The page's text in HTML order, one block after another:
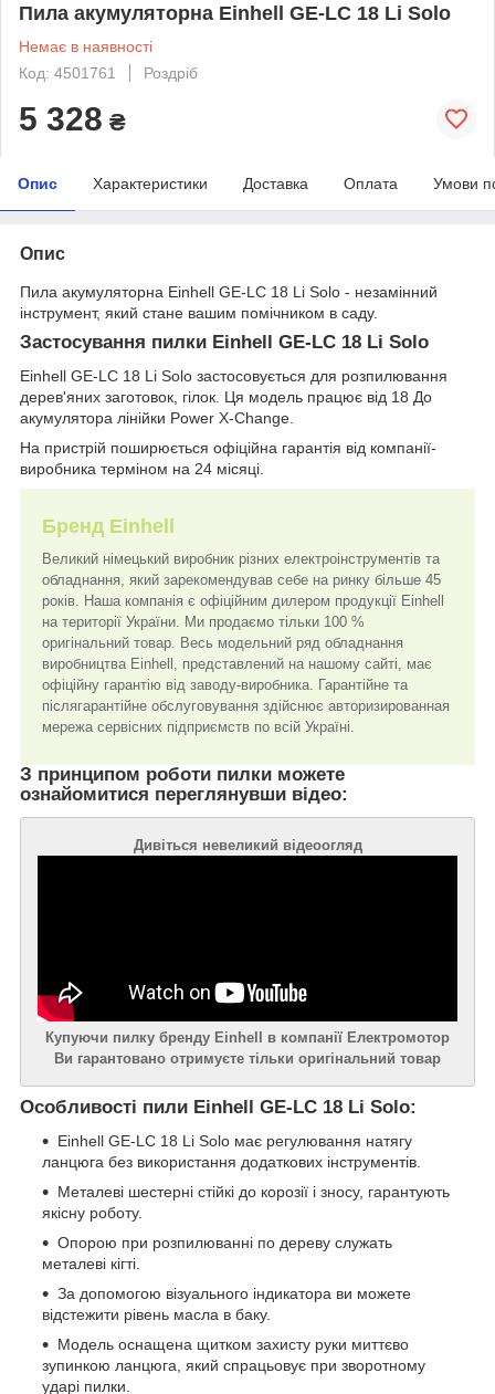
Пила акумуляторна Einhell GE-LC 18 Li Solo
Немає в наявності
Код: 4501761
Роздріб
5 328 ₴
Опис Характеристики Доставка Оплата Умови
Опис
Пила акумуляторна Einhell GE-LC 18 Li Solo - незамінний
інструмент, який стане вашим помічником в саду.
Застосування пилки Einhell GE-LC 18 Li Solo
Einhell GE-LC 18 Li Solo застосовується для розпилювання
дерев'яних заготовок, гілок. Ця модель працює від 18 До
акумулятора лінійки Power X-Change.
На пристрій поширюється офіційна гарантія від компанії-
виробника терміном на 24 місяці.
Бренд Einhell
Великий німецький виробник різних електроінструментів та
обладнання, який зарекомендував себе на ринку більше 45
років. Наша компанія є офіційним дилером продукції Einhell
на території України. Ми продаємо тільки 100 %
оригінальний товар. Весь модельний ряд обладнання
виробництва Einhell, представлений на нашому сайті, має
офіційну гарантію від заводу-виробника. Гарантійне та
післягарантійне обслуговування здійснює авторизированная
мережа сервісних підприємств по всій Україні.
З принципом роботи пилки можете
ознайомитися переглянувши відео:
Дивіться невеликий відеоогляд
Купуючи пилку бренду Einhell в компанії Електромотор
Ви гарантовано отримуєте тільки оригінальний товар
Особливості пили Einhell GE-LC 18 Li Solo:
Einhell GE-LC 18 Li Solo має регулювання натягу
ланцюга без використання додаткових інструментів.
Металеві шестерні стійкі до корозії і зносу, гарантують
якісну роботу.
Опорою при розпилюванні по дереву служать
металеві кігті.
За допомогою візуального індикатора ви можете
відстежити рівень масла в баку.
Модель оснащена щитком захисту руки миттєво
зупинкою ланцюга, який спрацьовує при зворотному
ударі пилки.